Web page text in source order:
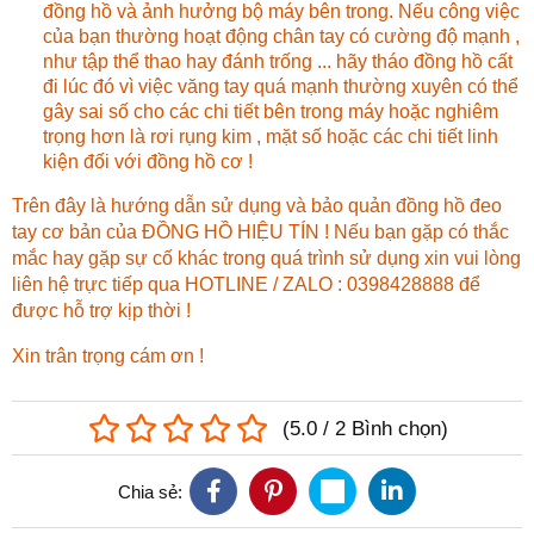
đồng hồ và ảnh hưởng bộ máy bên trong. Nếu công việc
của bạn thường hoạt động chân tay có cường độ mạnh ,
như tập thể thao hay đánh trống ... hãy tháo đồng hồ cất
đi lúc đó vì việc văng tay quá mạnh thường xuyên có thể
gây sai số cho các chi tiết bên trong máy hoặc nghiêm
trọng hơn là rơi rụng kim , mặt số hoặc các chi tiết linh
kiện đối với đồng hồ cơ !
Trên đây là hướng dẫn sử dụng và bảo quản đồng hồ đeo
tay cơ bản của ĐỒNG HỒ HIỆU TÍN ! Nếu bạn gặp có thắc
mắc hay gặp sự cố khác trong quá trình sử dụng xin vui lòng
liên hệ trực tiếp qua HOTLINE / ZALO : 0398428888 để
được hỗ trợ kịp thời !
Xin trân trọng cám ơn !
(5.0 / 2 Bình chọn)
Chia sẻ: